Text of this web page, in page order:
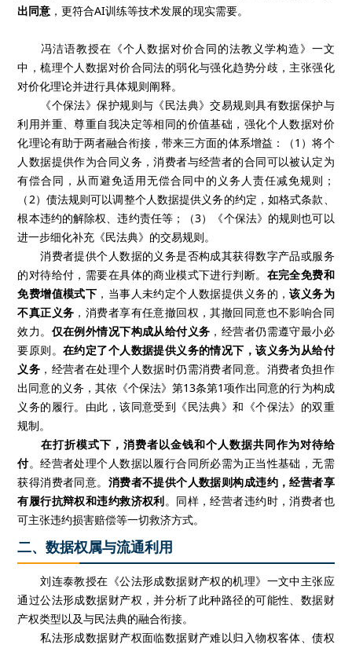
出同意 ，更符合AI训练等技术发展的现实需要。
冯洁语教授在《个人数据对价合同的法教义学构造》一文
中，梳理个人数据对价合同法的弱化与强化趋势分歧，主张强化
对价化理论并进行具体规则阐释。
《个保法》保护规则与《民法典》交易规则具有数据保护与
利用并重、尊重自我决定等相同的价值基础，强化个人数据对价
化理论有助于两者融合衔接，带来三方面的体系增益：（1）将个
人数据提供作为合同义务，消费者与经营者的合同可以被认定为
有偿合同，从而避免适用无偿合同中的义务人责任减免规则；
（2）债法规则可以调整个人数据提供义务的约定，如格式条款、
根本违约的解除权、违约责任等；（3）《个保法》的规则也可以
进一步细化补充《民法典》的交易规则。
消费者提供个人数据的义务是否构成其获得数字产品或服务
的对待给付，需要在具体的商业模式下进行判断。 在完全免费和
免费增值模式下 ，当事人未约定个人数据提供义务的，该义务为
不真正义务 ，消费者享有任意撤回权，其撤回同意也不影响合同
效力。 仅在例外情况下构成从给付义务 ，经营者仍需遵守最小必
要原则。在约定了个人数据提供义务的情况下，该义务为从给付
义务 ，经营者在处理个人数据时仍需消费者同意。消费者负担作
出同意的义务，其依《个保法》第13条第1项作出同意的行为构成
义务的履行。由此，该同意受到《民法典》和《个保法》的双重
规制。
在打折模式下，消费者以金钱和个人数据共同作为对待给
付。经营者处理个人数据以履行合同所必需为正当性基础，无需
获得消费者同意。 消费者不提供个人数据则构成违约，经营者享
有履行抗辩权和违约救济权利。同样，经营者违约时，消费者也
可主张违约损害赔偿等一切救济方式。
二、数据权属与流通利用
刘连泰教授在《公法形成数据财产权的机理》一文中主张应
通过公法形成数据财产权，并分析了此种路径的可能性、数据财
产权类型以及与民法典的融合衔接。
私法形成数据财产权面临数据财产难以归入物权客体、债权